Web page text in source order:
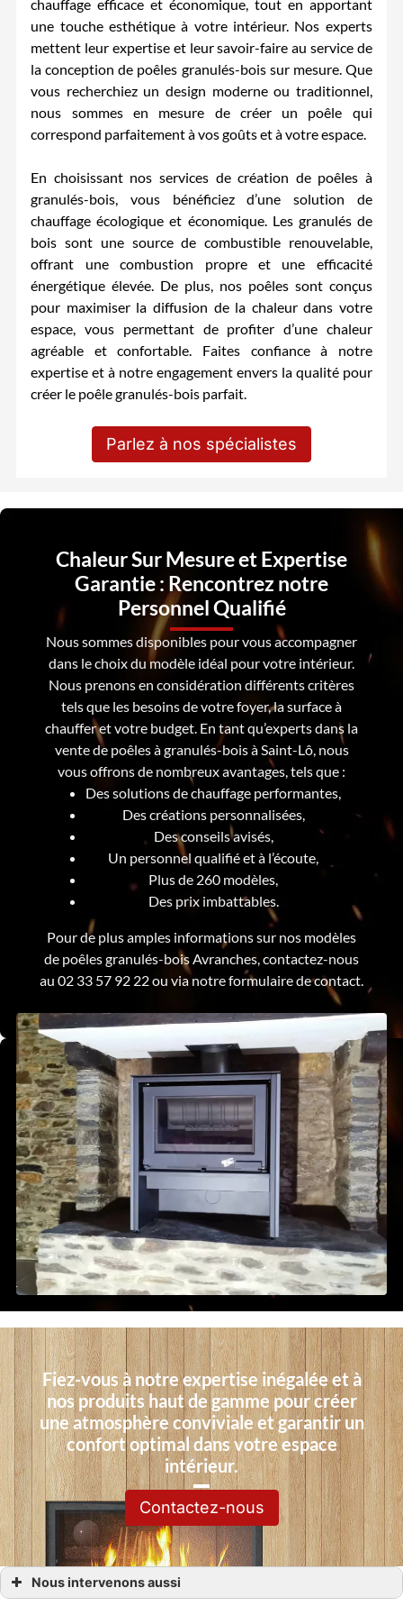
chauffage efficace et économique, tout en apportant
une touche esthétique à votre intérieur. Nos experts
mettent leur expertise et leur savoir-faire au service de
la conception de poêles granulés-bois sur mesure. Que
vous recherchiez un design moderne ou traditionnel,
nous sommes en mesure de créer un poêle qui
correspond parfaitement à vos goûts et à votre espace.
En choisissant nos services de création de poêles à
granulés-bois, vous bénéficiez d’une solution de
chauffage écologique et économique. Les granulés de
bois sont une source de combustible renouvelable,
offrant une combustion propre et une efficacité
énergétique élevée. De plus, nos poêles sont conçus
pour maximiser la diffusion de la chaleur dans votre
espace, vous permettant de profiter d’une chaleur
agréable et confortable. Faites confiance à notre
expertise et à notre engagement envers la qualité pour
créer le poêle granulés-bois parfait.
Parlez à nos spécialistes
Chaleur Sur Mesure et Expertise
Garantie : Rencontrez notre
Personnel Qualifié
Nous sommes disponibles pour vous accompagner
dans le choix du modèle idéal pour votre intérieur.
Nous prenons en considération différents critères
tels que les besoins de votre foyer, la surface à
chauffer et votre budget. En tant qu’experts dans la
vente de poêles à granulés-bois à Saint-Lô, nous
vous offrons de nombreux avantages, tels que :
Des solutions de chauffage performantes,
Des créations personnalisées,
Des conseils avisés,
Un personnel qualifié et à l’écoute,
Plus de 260 modèles,
Des prix imbattables.
Pour de plus amples informations sur nos modèles
de poêles granulés-bois Avranches, contactez-nous
au 02 33 57 92 22 ou via notre formulaire de contact.
Fiez-vous à notre expertise inégalée et à
nos produits haut de gamme pour créer
une atmosphère conviviale et garantir un
confort optimal dans votre espace
intérieur.
Contactez-nous
Nous intervenons aussi